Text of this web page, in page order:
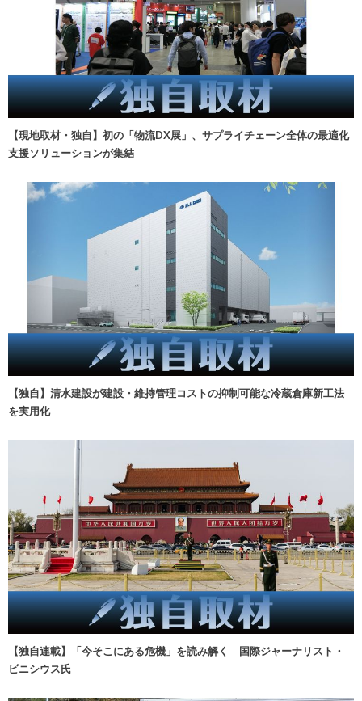
【現地取材・独自】初の「物流DX展」、サプライチェーン全体の最適化
支援ソリューションが集結
【独自】清水建設が建設・維持管理コストの抑制可能な冷蔵倉庫新工法
を実用化
【独自連載】「今そこにある危機」を読み解く 国際ジャーナリスト・
ビニシウス氏